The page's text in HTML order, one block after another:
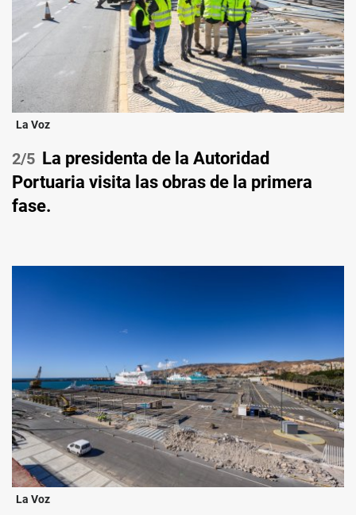
La Voz
/5 La presidenta de la Autoridad
Portuaria visita las obras de la primera
fase.
La Voz